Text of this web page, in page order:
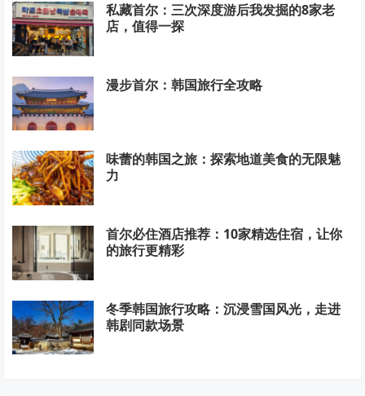
私藏首尔：三次深度游后我发掘的8家老
店，值得一探
漫步首尔：韩国旅行全攻略
味蕾的韩国之旅：探索地道美食的无限魅
力
首尔必住酒店推荐：10家精选住宿，让你
的旅行更精彩
冬季韩国旅行攻略：沉浸雪国风光，走进
韩剧同款场景